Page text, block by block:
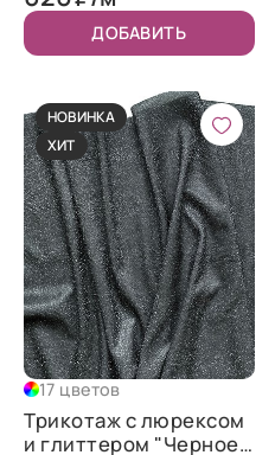
ДОБАВИТЬ
НОВИНКА
ХИТ
17 цветов
Трикотаж c люрексом
и глиттером "Черное